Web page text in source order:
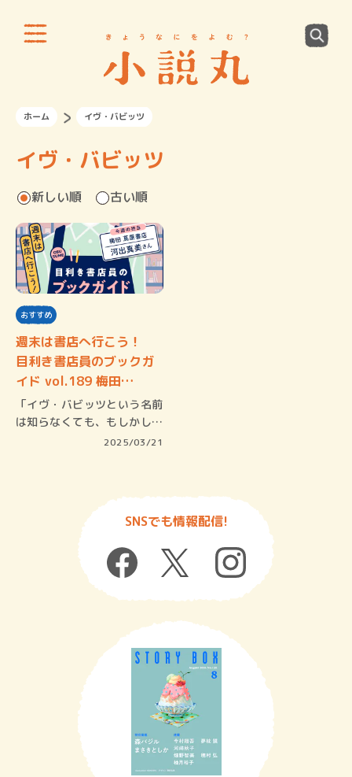
ホーム イヴ・バビッツ
イヴ・バビッツ
新しい順 古い順
おすすめ
週末は書店へ行こう！
目利き書店員のブックガ
イド vol.189 梅田…
「イヴ・バビッツという名前
は知らなくても、もしかして
2025/03/21
SNSでも情報配信!